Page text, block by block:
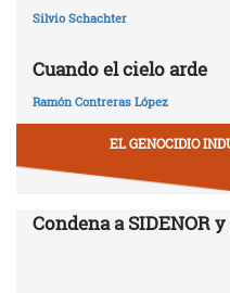
Silvio Schachter
Cuando el cielo arde
Ramón Contreras López
EL GENOCIDIO
Condena a SIDENOR